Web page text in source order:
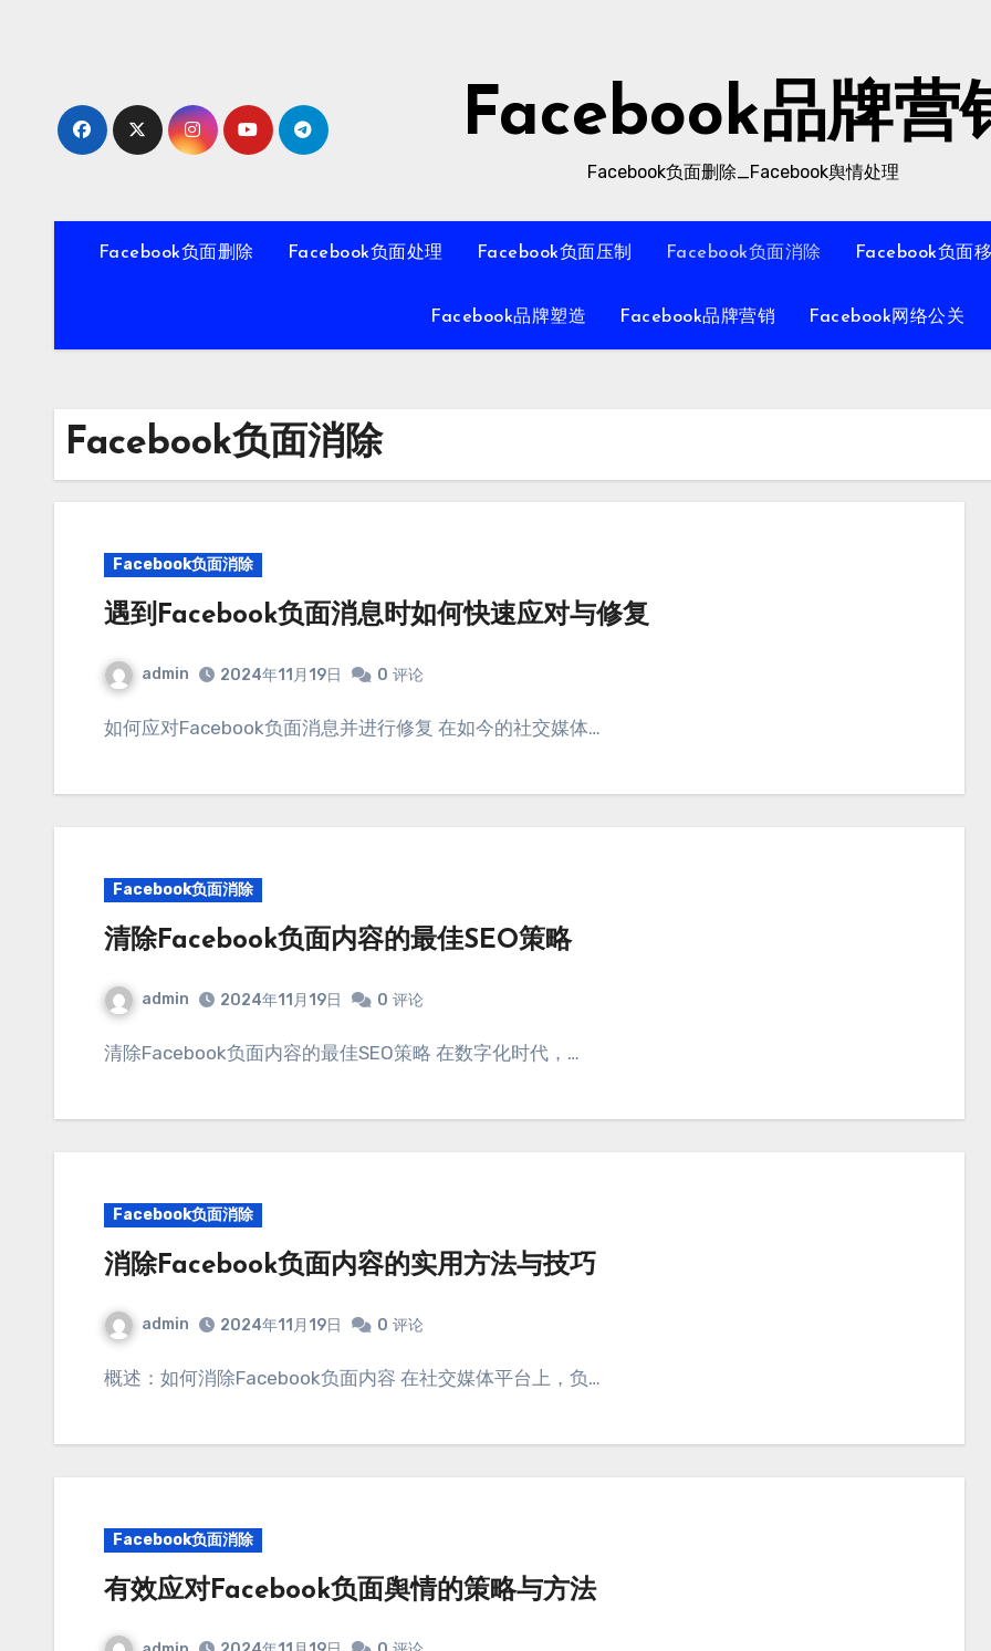
Facebook品牌营
Facebook负面删除_Facebook舆情处理
Facebook负面删除 Facebook负面处理 Facebook负面压制 Facebook负面消除 Facebook负面
Facebook品牌塑造 Facebook品牌营销 Facebook网络公关
Facebook负面消除
Facebook负面消除
遇到Facebook负面消息时如何快速应对与修复
admin 2024年11月19日 0 评论
如何应对Facebook负面消息并进行修复 在如今的社交媒体…
Facebook负面消除
清除Facebook负面内容的最佳SEO策略
admin 2024年11月19日 0 评论
清除Facebook负面内容的最佳SEO策略 在数字化时代，…
Facebook负面消除
消除Facebook负面内容的实用方法与技巧
admin 2024年11月19日 0 评论
概述：如何消除Facebook负面内容 在社交媒体平台上，负…
Facebook负面消除
有效应对Facebook负面舆情的策略与方法